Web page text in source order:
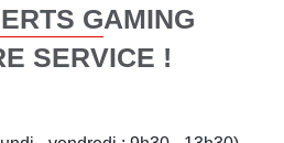
GAMING
SERVICE !